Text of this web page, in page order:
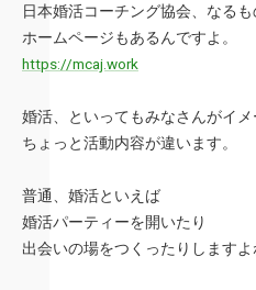
日本婚活コーチング協会、なるも
ホームページもあるんですよ。
https://mcaj.work
婚活、といってもみなさんがイ
ちょっと活動内容が違います。
普通、婚活といえば
婚活パーティーを開いたり
出会いの場をつくったりしますよ